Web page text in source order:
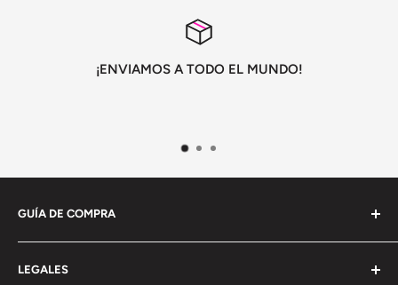
¡ENVIAMOS A TODO EL MUNDO!
GUÍA DE COMPRA
Información General
Envío
LEGALES